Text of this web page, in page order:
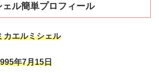
ェル簡単プロフィール
カエルミシェル
年7月15日